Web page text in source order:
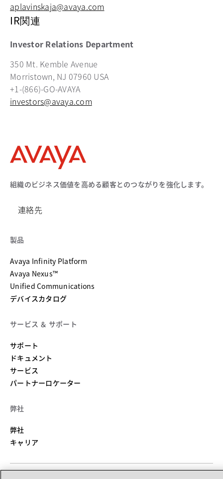
aplavinskaja@avaya.com
IR関連
Investor Relations Department
350 Mt. Kemble Avenue
Morristown, NJ 07960 USA
+1-(866)-GO-AVAYA
investors@avaya.com
組織のビジネス価値を高める顧客とのつながりを強化します。
連絡先
製品
Avaya Infinity Platform
Avaya Nexus™
Unified Communications
デバイスカタログ
サービス ＆ サポート
サポート
ドキュメント
サービス
パートナーロケーター
弊社
弊社
キャリア